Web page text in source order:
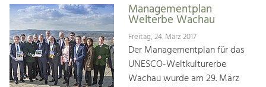
Managementplan
Welterbe Wachau
Freitag, 24. März 2017
Der Managementplan für das
UNESCO-Weltkulturerbe
Wachau wurde am 29. März